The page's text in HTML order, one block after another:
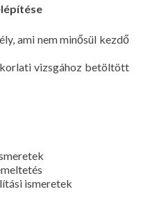
ami nem minősül kezdő
vizsgához betöltött
ismeretek